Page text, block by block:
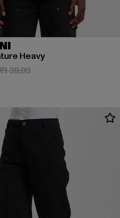
Heavy
18,00
39,99Actieprijs: EUR 39,99